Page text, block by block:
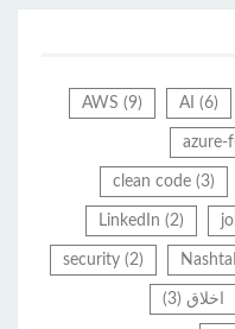
AI (6)
AWS (9)
azure-
clean code (3)
LinkedIn (2)
security (2)
اخلاق (3)